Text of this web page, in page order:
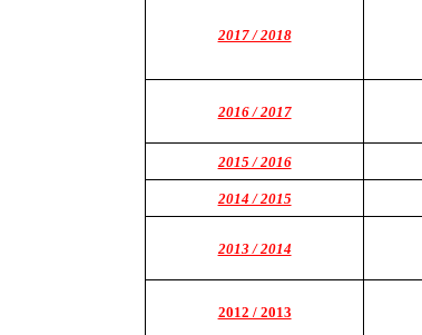
2017 / 2018
2016 / 2017
2015 / 2016
2014 / 2015
2013 / 2014
2012 / 2013